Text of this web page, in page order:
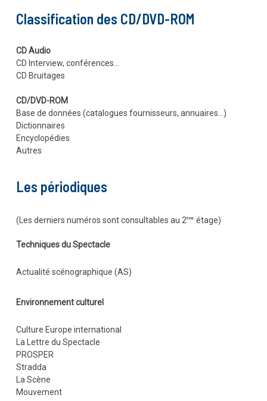
Classification des CD/DVD-ROM
CD Audio
CD Interview, conférences…
CD Bruitages
CD/DVD-ROM
Base de données (catalogues fournisseurs, annuaires…)
Dictionnaires
Encyclopédies
Autres
Les périodiques
(Les derniers numéros sont consultables au 2ème étage)
Techniques du Spectacle
Actualité scénographique (AS)
Environnement culturel
Culture Europe international
La Lettre du Spectacle
PROSPER
Stradda
La Scène
Mouvement